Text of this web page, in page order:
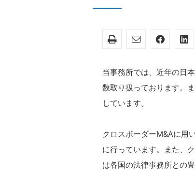
当事務所では、近年の日
数取り扱っております。
しています。
クロスボーダーM&Aに用
に行っています。また、
は各国の法律事務所との